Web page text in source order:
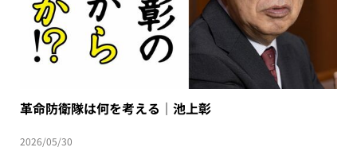
革命防衛隊は何を考える｜池上彰
2026/05/30